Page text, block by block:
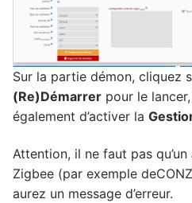
Sur la partie démon, cliquez
(Re)Démarrer pour le
également d’activer la
Attention, il ne faut pas
Zigbee (par exemple
aurez un message d’erreur.